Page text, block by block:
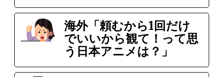
海外「頼むから1回だけ
でいいから観て！って思
う日本アニメは？」